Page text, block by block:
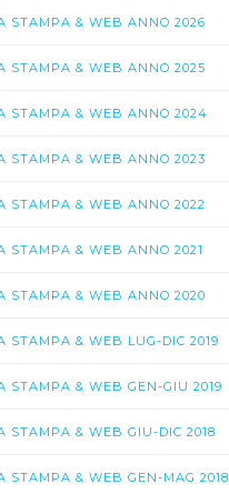
STAMPA & WEB ANNO 2026
STAMPA & WEB ANNO 2025
STAMPA & WEB ANNO 2024
STAMPA & WEB ANNO 2023
STAMPA & WEB ANNO 2022
STAMPA & WEB ANNO 2021
STAMPA & WEB ANNO 2020
STAMPA & WEB LUG-DIC 2019
STAMPA & WEB GEN-GIU 2019
STAMPA & WEB GIU-DIC 2018
STAMPA & WEB GEN-MAG 2018